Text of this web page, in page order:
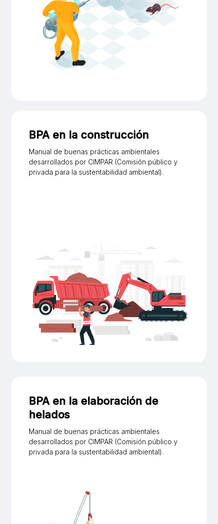
BPA en la construcción
Manual de buenas prácticas ambientales
desarrollados por CIMPAR (Comisión público y
privada para la sustentabilidad ambiental).
BPA en la elaboración de
helados
Manual de buenas prácticas ambientales
desarrollados por CIMPAR (Comisión público y
privada para la sustentabilidad ambiental).